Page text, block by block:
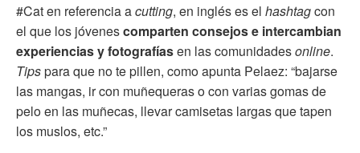
#Cat en referencia acutting, en inglés es el hashtagcon
el que los jóvenescomparten consejos e intercambian
experiencias y fotografíasen las comunidadesonline.
Tipspara que no te pillen, como apunta Pelaez: “bajarse
las mangas, ir con muñequeras o con varias gomas de
pelo en las muñecas, llevar camisetas largas que tapen
los muslos, etc.”